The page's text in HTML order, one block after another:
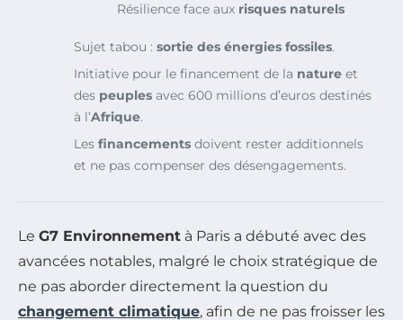
Résilience face aux risques naturels
Sujet tabou : sortie des énergies fossiles.
Initiative pour le financement de la nature et
des peuples avec 600 millions d’euros destinés
à l’Afrique.
Les financements doivent rester additionnels
et ne pas compenser des désengagements.
Le G7 Environnement à Paris a débuté avec des
avancées notables, malgré le choix stratégique de
ne pas aborder directement la question du
changement climatique, afin de ne pas froisser les